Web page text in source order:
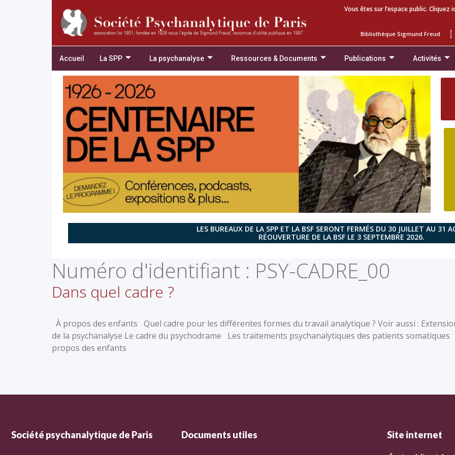
Vous êtes sur l’espace public.
Bibliothèque Sigmund Freud
Accueil La SPP La psychanalyse Ressources & Documents Publications Activités
LES BUREAUX DE LA SPP ET LA BSF SERONT FERMÉS DU 30 JUILLET AU 31
RÉOUVERTURE DE LA BSF LE 3 SEPTEMBRE 2026.
Numéro d'identifiant : PSY-CADRE_00
Dans quel cadre ?
À propos des enfants Quel cadre pour les différentes formes du travail analytique ? Voir aussi :
de la psychanalyse Le cadre du psychodrame Les traitements psychanalytiques des patients somatiques
propos des enfants
Société psychanalytique de Paris Documents utiles Site internet